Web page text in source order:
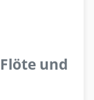
und